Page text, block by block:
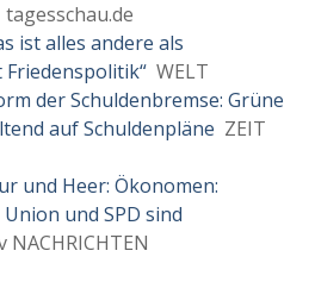
tagesschau.de
ist alles andere als
WELT
der Schuldenbremse: Grüne
auf Schuldenpläne ZEIT
und Heer: Ökonomen:
und SPD sind
NACHRICHTEN